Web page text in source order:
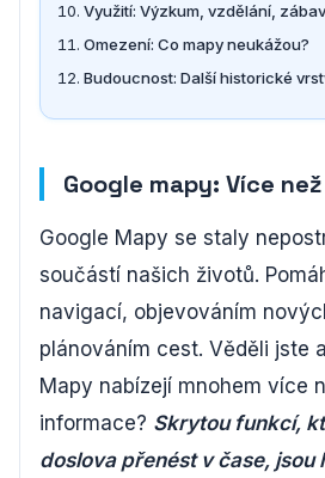
Využití: Výzkum, vzdělání,
Omezení: Co mapy neukážou?
Budoucnost: Další historické
Google mapy: Více
Google Mapy se staly
součástí našich životů.
navigací, objevováním
plánováním cest. Věděli jste
Mapy nabízejí mnohem více
informace? Skrytou funkcí,
doslova přenést v čase, jsou